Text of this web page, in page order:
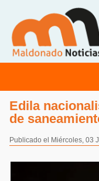
Edila
de
Publicado el Miércoles, 03